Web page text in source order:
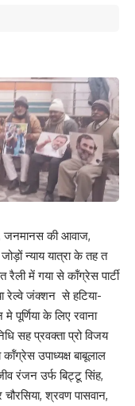
जनमानस की आवाज,
न्याय यात्रा के तह त
रैली में गया से कॉंग्रेस पार्टी
रेल्वे जंक्शन से हटिया-
पूर्णिया के लिए रवाना
सह प्रवक्ता प्रो विजय
उपाध्यक्ष बाबूलाल
रंजन उर्फ बिट्टू सिंह,
श्रवण पासवान,